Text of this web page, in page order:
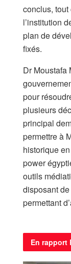
conclus,
l’institution
plan de
fixés.
Dr Moustafa
pour
plusieurs
principal
permettre à
historique
power
outils
disposant
permettant
En rapport